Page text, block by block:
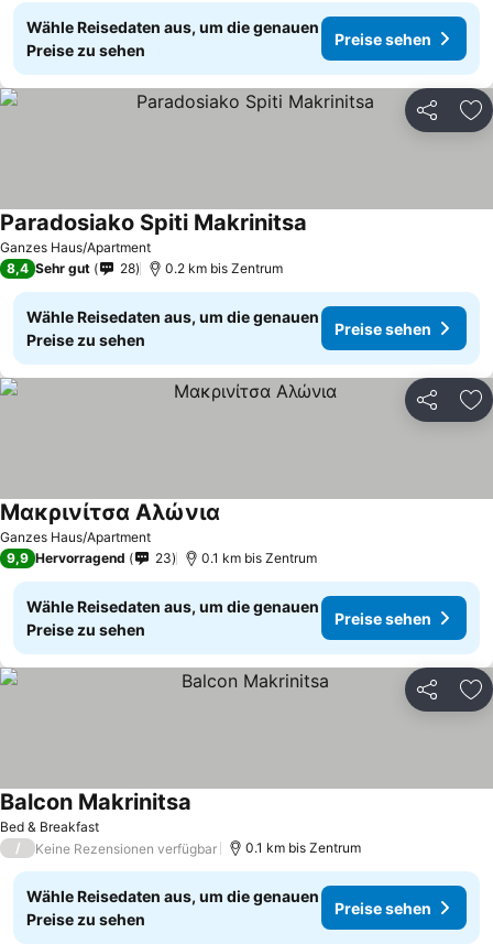
Wähle Reisedaten aus, um die genauen
Preise zu sehen
Preise sehen
Teilen
Ganzes Haus/Apartment
Paradosiako Spiti Makrinitsa
8,4 Sehr gut 28 0.2 km bis Zentrum
Wähle Reisedaten aus, um die genauen
Preise zu sehen
Preise sehen
Teilen
Ganzes Haus/Apartment
Μακρινίτσα Αλώνια
9,9 Hervorragend 23 0.1 km bis Zentrum
Wähle Reisedaten aus, um die genauen
Preise zu sehen
Preise sehen
Teilen
Bed & Breakfast
Balcon Makrinitsa
/ Keine Rezensionen verfügbar 0.1 km bis Zentrum
Wähle Reisedaten aus, um die genauen
Preise zu sehen
Preise sehen